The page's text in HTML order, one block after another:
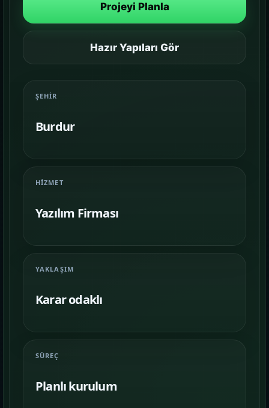
Paketler
Projeyi Planla
Hazır Yapıları Gör
ŞEHIR
Burdur
HIZMET
Yazılım Firması
YAKLAŞIM
Karar odaklı
SÜREÇ
Planlı kurulum